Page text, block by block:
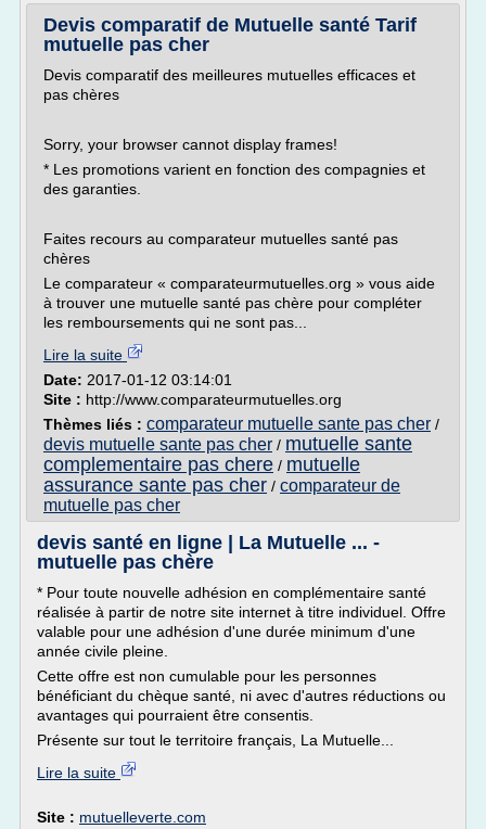
Devis comparatif de Mutuelle santé Tarif
mutuelle pas cher
Devis comparatif des meilleures mutuelles efficaces et
pas chères
Sorry, your browser cannot display frames!
* Les promotions varient en fonction des compagnies et
des garanties.
Faites recours au comparateur mutuelles santé pas
chères
Le comparateur « comparateurmutuelles.org » vous aide
à trouver une mutuelle santé pas chère pour compléter
les remboursements qui ne sont pas...
Lire la suite
Date: 2017-01-12 03:14:01
Site : http://www.comparateurmutuelles.org
Thèmes liés : comparateur mutuelle sante pas cher /
devis mutuelle sante pas cher / mutuelle sante
complementaire pas chere / mutuelle
assurance sante pas cher / comparateur de
mutuelle pas cher
devis santé en ligne | La Mutuelle ... -
mutuelle pas chère
* Pour toute nouvelle adhésion en complémentaire santé
réalisée à partir de notre site internet à titre individuel. Offre
valable pour une adhésion d'une durée minimum d'une
année civile pleine.
Cette offre est non cumulable pour les personnes
bénéficiant du chèque santé, ni avec d'autres réductions ou
avantages qui pourraient être consentis.
Présente sur tout le territoire français, La Mutuelle...
Lire la suite
Site : mutuelleverte.com